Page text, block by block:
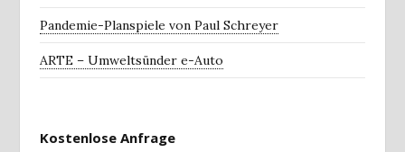
Pandemie-Planspiele von Paul Schreyer
ARTE – Umweltsünder e-Auto
Kostenlose Anfrage